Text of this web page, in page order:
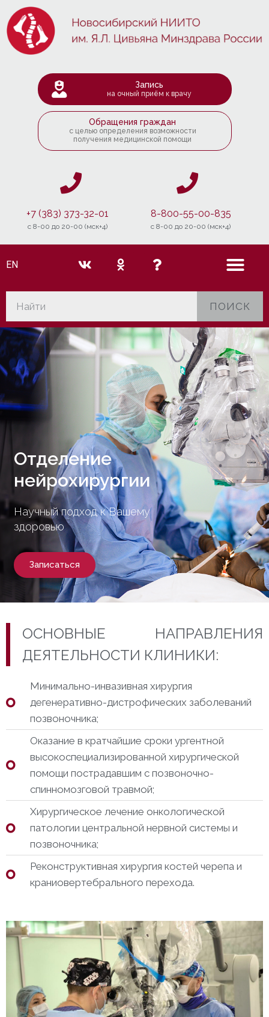
Запись
на очный приём к врачу
Обращения граждан
с целью определения возможности
получения медицинской помощи
+7 (383) 373-32-01
c 8-00 до 20-00 (мск+4)
8-800-55-00-835
c 8-00 до 20-00 (мск+4)
EN
ПОИСК
Отделение
нейрохирургии
Научный подход к Вашему
здоровью
Записаться
ОСНОВНЫЕ НАПРАВЛЕНИЯ
ДЕЯТЕЛЬНОСТИ КЛИНИКИ:
Минимально-инвазивная хирургия
дегенеративно-дистрофических заболеваний
позвоночника;
Оказание в кратчайшие сроки ургентной
высокоспециализированной хирургической
помощи пострадавшим с позвоночно-
спинномозговой травмой;
Хирургическое лечение онкологической
патологии центральной нервной системы и
позвоночника;
Реконструктивная хирургия костей черепа и
краниовертебрального перехода.